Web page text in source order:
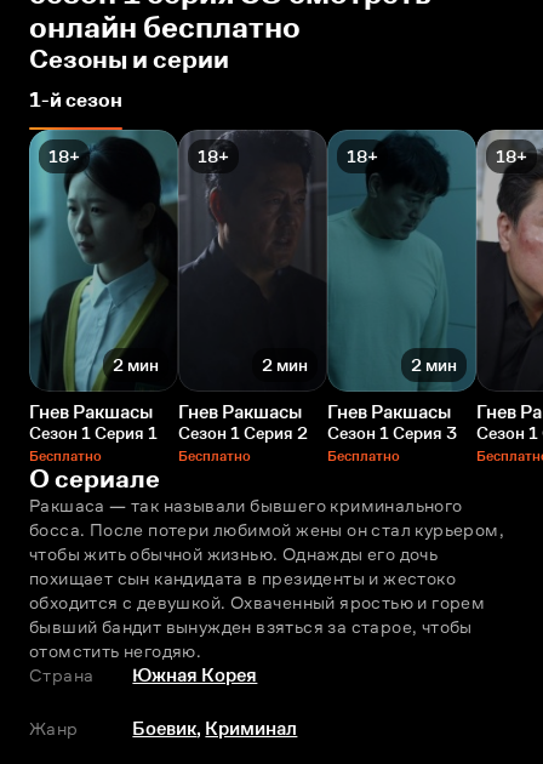
онлайн бесплатно
Сезоны и серии
1-й сезон
18+
2 мин
Гнев Ракшасы
Сезон 1 Серия 1
Бесплатно
18+
2 мин
Гнев Ракшасы
Сезон 1 Серия 2
Бесплатно
18+
2 мин
Гнев Ракшасы
Сезон 1 Серия 3
Бесплатно
18+
Гнев
Сезон
О сериале
Ракшаса — так называли бывшего криминального
босса. После потери любимой жены он стал курьером,
чтобы жить обычной жизнью. Однажды его дочь
похищает сын кандидата в президенты и жестоко
обходится с девушкой. Охваченный яростью и горем
бывший бандит вынужден взяться за старое, чтобы
отомстить негодяю.
Страна
Южная Корея
Жанр Боевик, Криминал